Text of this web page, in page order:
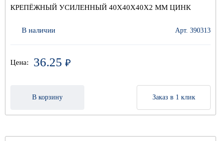
КРЕПЁЖНЫЙ УСИЛЕННЫЙ 40Х40Х40Х2 ММ ЦИНК
В наличии Арт. 390313
Цена: 36.25 ₽
В корзину Заказ в 1 клик